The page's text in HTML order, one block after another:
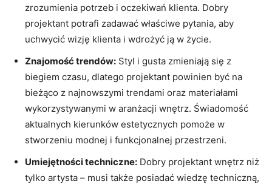
zrozumienia potrzeb i oczekiwań klienta.‍ Dobry
projektant potrafi ⁣zadawać właściwe pytania, aby
uchwycić wizję klienta i wdrożyć ją w życie.
Znajomość trendów: Styl i gusta zmieniają⁢ się z
biegiem czasu, dlatego projektant ⁢powinien być ‌na
bieżąco z najnowszymi trendami oraz materiałami
⁢wykorzystywanymi w aranżacji wnętrz. Świadomość
aktualnych kierunków‌ estetycznych pomoże w
stworzeniu ⁢modnej⁤ i funkcjonalnej przestrzeni.
Umiejętności techniczne: Dobry‌ projektant wnętrz niż
tylko artysta – musi także posiadać wiedzę techniczną,